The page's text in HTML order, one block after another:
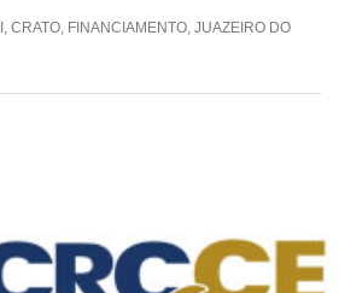
, CRATO, FINANCIAMENTO, JUAZEIRO DO